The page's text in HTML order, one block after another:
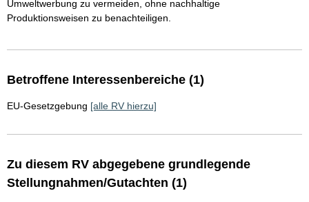
Umweltwerbung zu vermeiden, ohne nachhaltige
Produktionsweisen zu benachteiligen.
Betroffene Interessenbereiche (1)
EU-Gesetzgebung [alle RV hierzu]
Zu diesem RV abgegebene grundlegende
Stellungnahmen/Gutachten (1)